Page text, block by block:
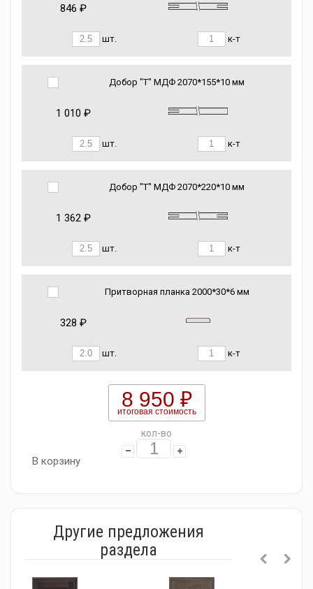
846 ₽
шт. к-т
Добор "Т" МДФ 2070*155*10 мм
1 010 ₽
шт. к-т
Добор "Т" МДФ 2070*220*10 мм
1 362 ₽
шт. к-т
Притворная планка 2000*30*6 мм
328 ₽
шт. к-т
8 950 ₽
итоговая стоимость
кол-во
В корзину
Другие предложения
раздела